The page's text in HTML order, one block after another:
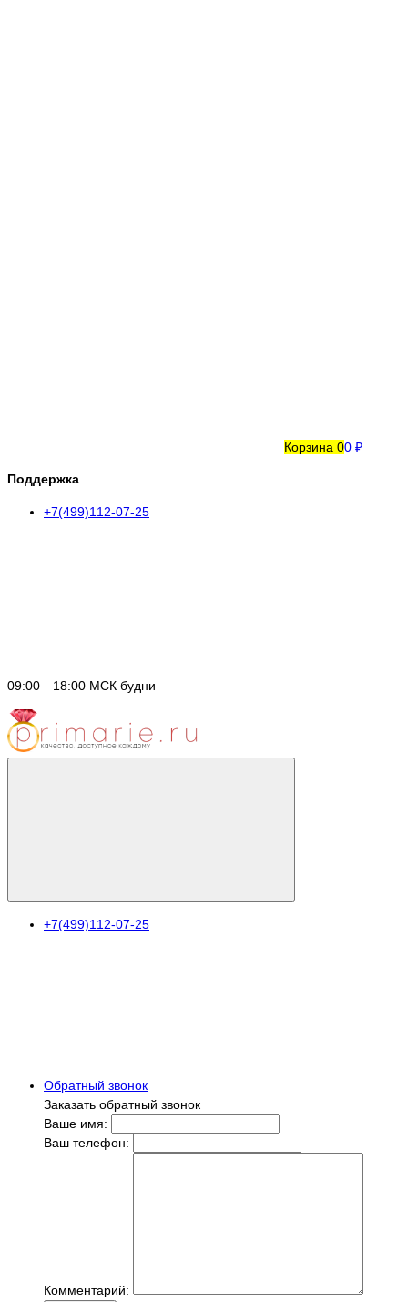
Корзина 00 ₽
Поддержка
+7(499)112-07-25
09:00—18:00 МСК будни
+7(499)112-07-25
Обратный звонок
Заказать обратный звонок
Ваше имя:
Ваш телефон:
Комментарий: